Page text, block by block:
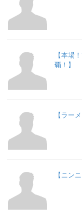
【本場
覇！】
【ラー
【ニン